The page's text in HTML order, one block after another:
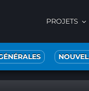
PROJETS